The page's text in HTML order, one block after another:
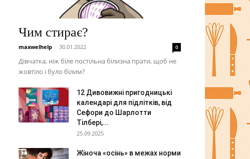
Чим стирає?
maxwelhelp - 30.01.2022 0
Дівчатка, ніж біле постільна білизна прати, щоб не
жовтіло і було білим?
12 Дивовижні пригодницькі
календарі для підлітків, від
Сефори до Шарлотти
Тілбері,...
25.09.2025
Жіноча «осінь» в межах норми